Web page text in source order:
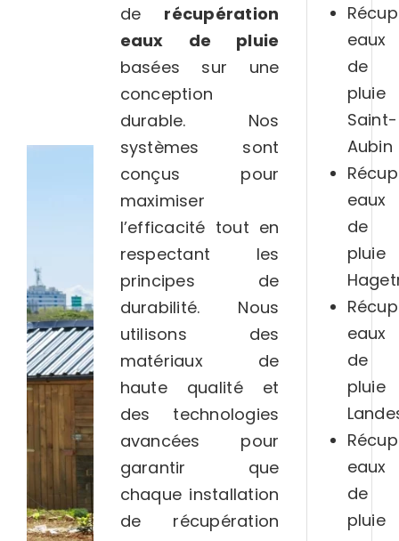
de récupération
eaux de pluie
basées sur une
conception
durable. Nos
systèmes sont
conçus pour
maximiser
l’efficacité tout en
respectant les
principes de
durabilité. Nous
utilisons des
matériaux de
haute qualité et
des technologies
avancées pour
garantir que
chaque installation
de récupération
eaux
de
pluie
Saint-
Aubin
eaux
de
pluie
eaux
de
pluie
eaux
de
pluie